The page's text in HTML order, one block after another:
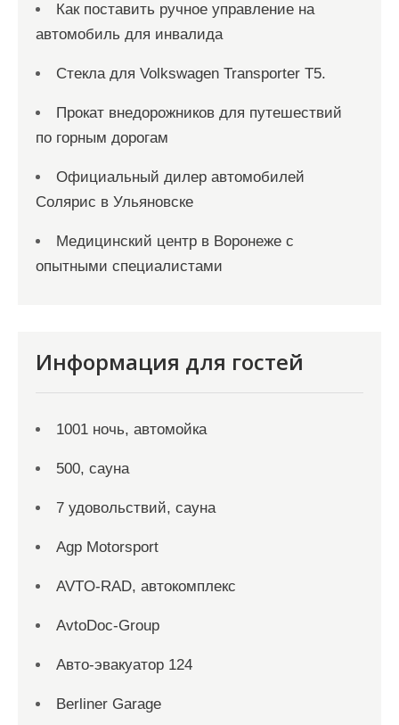
Как поставить ручное управление на
автомобиль для инвалида
Стекла для Volkswagen Transporter T5.
Прокат внедорожников для путешествий
по горным дорогам
Официальный дилер автомобилей
Солярис в Ульяновске
Медицинский центр в Воронеже с
опытными специалистами
Информация для гостей
1001 ночь, автомойка
500, сауна
7 удовольствий, сауна
Agp Motorsport
AVTO-RAD, автокомплекс
AvtoDoc-Group
Aвто-эвакуатор 124
Berliner Garage